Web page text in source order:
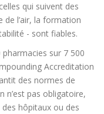
qui suivent des
l’air, la formation
- sont fiables.
sur 7 500
Accreditation
des normes de
n’est pas obligatoire,
hôpitaux ou des